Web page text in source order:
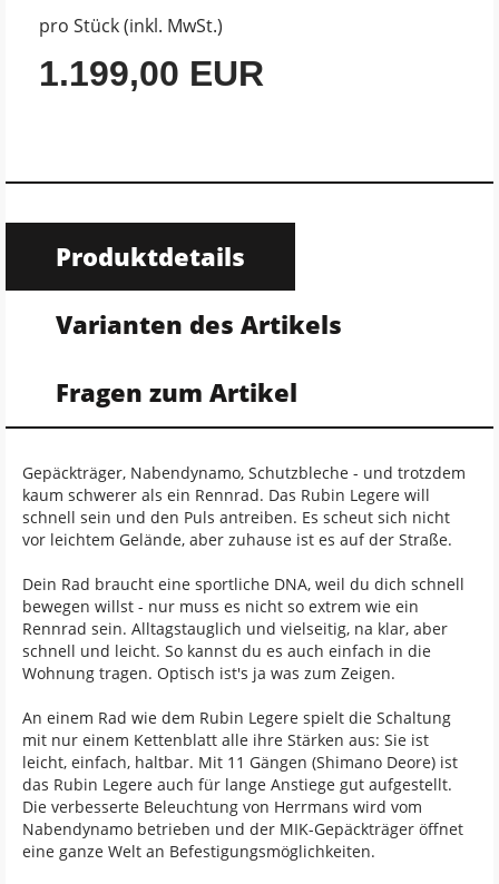
pro Stück (inkl. MwSt.)
1.199,00 EUR
Produktdetails
Varianten des Artikels
Fragen zum Artikel
Gepäckträger, Nabendynamo, Schutzbleche - und trotzdem
kaum schwerer als ein Rennrad. Das Rubin Legere will
schnell sein und den Puls antreiben. Es scheut sich nicht
vor leichtem Gelände, aber zuhause ist es auf der Straße.
Dein Rad braucht eine sportliche DNA, weil du dich schnell
bewegen willst - nur muss es nicht so extrem wie ein
Rennrad sein. Alltagstauglich und vielseitig, na klar, aber
schnell und leicht. So kannst du es auch einfach in die
Wohnung tragen. Optisch ist's ja was zum Zeigen.
An einem Rad wie dem Rubin Legere spielt die Schaltung
mit nur einem Kettenblatt alle ihre Stärken aus: Sie ist
leicht, einfach, haltbar. Mit 11 Gängen (Shimano Deore) ist
das Rubin Legere auch für lange Anstiege gut aufgestellt.
Die verbesserte Beleuchtung von Herrmans wird vom
Nabendynamo betrieben und der MIK-Gepäckträger öffnet
eine ganze Welt an Befestigungsmöglichkeiten.